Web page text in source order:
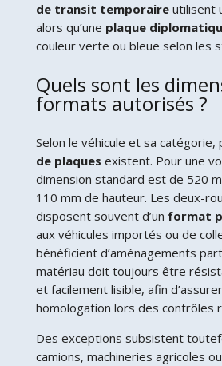
de transit temporaireutilisent
alors qu’une plaque
couleur verte ou bleue selon les
Quels sont les
formats autorisés ?
Selon le véhicule et sa catégorie,
de plaques existent. Pour une
dimension standard est de 520
110 mm de hauteur. Les deux-
disposent souvent d’un format
aux véhicules importés ou de
bénéficient d’aménagements
matériau doit toujours être
et facilement lisible, afin
homologation lors des contrôles
Des exceptions subsistent
camions, machineries agricoles